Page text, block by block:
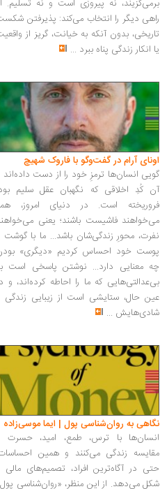
برمی‌گزیند، نه پیروزی است و نه تسلیم.
راهی دیگر را انتخاب می‌کند: پذیرفتن
تاریخی، بدون آنکه به خیانت، گریز از
یا انکار زندگی پناه ببرد ...
اونای آرام در گفت‌وگو با فاروک شهیچ‭
گویی انسان‌ها ترمزِ خود را از دست داده‌اند
آن کُدِ اخلاقی که نگهبان عقل سلیم
فروریخته است. در دنیای امروز،
می‌خواهند فاشیست باشند؛ یعنی
نفرت، محورِ زندگی‌شان باشد... ما با گوشت
پوست خود احساس کردیم «دیگری»
چه معنایی دارد... نوشتن پاسخی است
بی‌عدالتی‌هایی که ما را احاطه کرده‌اند، و
عین حال، ستایشی است از زیبایی زندگی
شادی‌هایش ...
نگاهی به روان‌شناسی پول | ایما موسی‌زاده
انسان‌ها با ترس، طمع، امید، حسرت
مقایسه زندگی می‌کنند و همین
حتی در آگاه‌ترین افراد، تصمیم‌های مالی
شکل می‌دهد. از این منظر، «روان‌شناسی